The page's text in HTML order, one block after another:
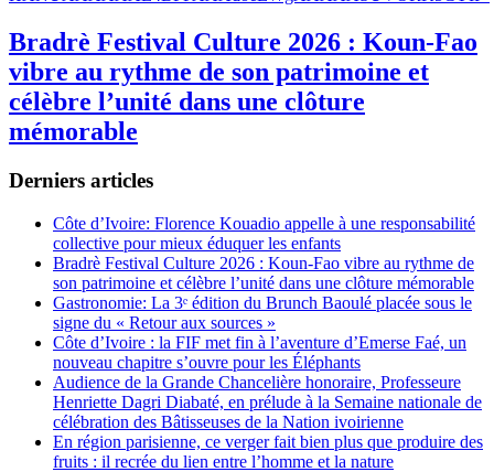
Bradrè Festival Culture 2026 : Koun-Fao
vibre au rythme de son patrimoine et
célèbre l’unité dans une clôture
mémorable
Derniers articles
Côte d’Ivoire: Florence Kouadio appelle à une responsabilité
collective pour mieux éduquer les enfants
Bradrè Festival Culture 2026 : Koun-Fao vibre au rythme de
son patrimoine et célèbre l’unité dans une clôture mémorable
Gastronomie: La 3ᵉ édition du Brunch Baoulé placée sous le
signe du « Retour aux sources »
Côte d’Ivoire : la FIF met fin à l’aventure d’Emerse Faé, un
nouveau chapitre s’ouvre pour les Éléphants
Audience de la Grande Chancelière honoraire, Professeure
Henriette Dagri Diabaté, en prélude à la Semaine nationale de
célébration des Bâtisseuses de la Nation ivoirienne
En région parisienne, ce verger fait bien plus que produire des
fruits : il recrée du lien entre l’homme et la nature